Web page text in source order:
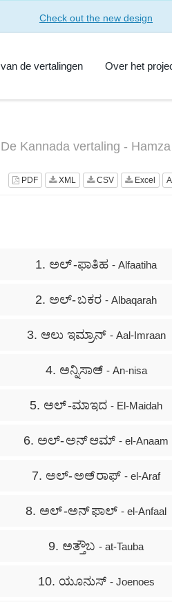
Check out the new design
de vertalingen Over het
Kannada vertaling -
PDF XML CSV Excel
1. ಅಲ್ -ಫಾತಿಹ - Alfaatiha
2. ಅಲ್- ಬಕರ - Albaqarah
3. ಆಲು ಇಮ್ರಾನ್ - Aal-Imraan
4. ಅನ್ನಿಸಾಅ್ - An-nisa
5. ಅಲ್ -ಮಾಇದ - El-Maidah
6. ಅಲ್- ಅನ್ ಆಮ್ - el-Anaam
7. ಅಲ್- ಅಅ್ ರಾಫ್ - el-Araf
8. ಅಲ್ -ಅನ್ ಫಾಲ್ - el-Anfaal
9. ಅತ್ತೌಬ - at-Tauba
10. ಯೂನುಸ್ - Joenoes